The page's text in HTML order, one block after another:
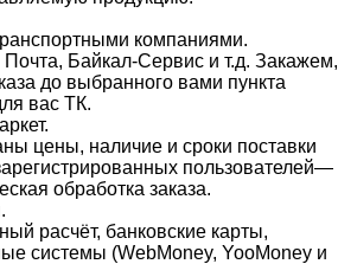
компаниями.
Байкал-Сервис и т.д. Закажем,
до выбранного вами пункта
вас ТК.
цены, наличие и сроки поставки
пользователей—
обработка заказа.
расчёт, банковские карты,
системы (WebMoney, YooMoney и